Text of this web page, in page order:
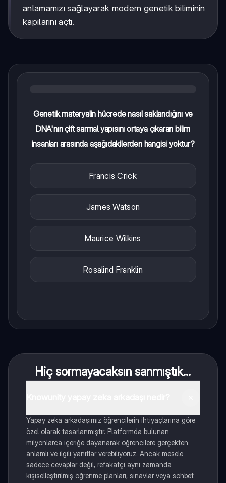
anlamamızı sağlayarak modern genetik biliminin
kapılarını açtı.
Genetik materyalin hücrede nasıl saklandığını ve
DNA'nın çift sarmal yapısını ortaya çıkaran bilim
insanları arasında aşağıdakilerden hangisi yoktur?
Francis Crick
James Watson
Maurice Wilkins
Rosalind Franklin
Hiç sormayacaksın sanmıştık...
Yapay zeka arkadaşımız öğrencilerin ihtiyaçlarına göre
özel olarak tasarlanmıştır. Platformda bulunan
milyonlarca içeriğe dayanarak öğrencilere gerçekten
anlamlı ve ilgili yanıtlar verebiliyoruz. Ancak mesele
sadece cevaplar değil, refakatçi aynı zamanda
kişiselleştirilmiş öğrenme planları, sınavlar veya sohbet